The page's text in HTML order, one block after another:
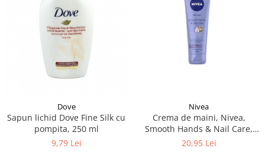
Dove
Sapun lichid Dove Fine Silk cu
pompita, 250 ml
9,79 Lei
Nivea
Crema de maini, Nivea,
Smooth Hands & Nail Care,
100 ml
20,95 Lei